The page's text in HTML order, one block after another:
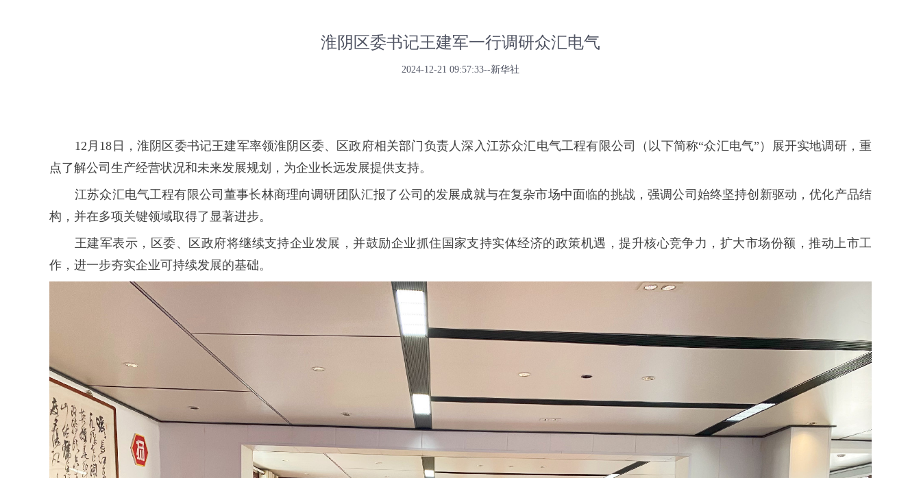
淮阴区委书记王建军一行调研众汇电气
2024-12-21 09:57:33--新华社
12月18日，淮阴区委书记王建军率领淮阴区委、区政府相关部门负责人深入江苏众汇电气工程有限公司（以下简称“众汇电气”）展开实地调研，重
点了解公司生产经营状况和未来发展规划，为企业长远发展提供支持。
江苏众汇电气工程有限公司董事长林商理向调研团队汇报了公司的发展成就与在复杂市场中面临的挑战，强调公司始终坚持创新驱动，优化产品结
构，并在多项关键领域取得了显著进步。
王建军表示，区委、区政府将继续支持企业发展，并鼓励企业抓住国家支持实体经济的政策机遇，提升核心竞争力，扩大市场份额，推动上市工
作，进一步夯实企业可持续发展的基础。